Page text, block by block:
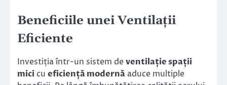
Beneficiile unei Ventilații
Eficiente
Investiția într-un sistem deventilație spații
mici cu eficiență modernă aduce multiple